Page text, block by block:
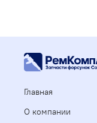
Главная
О компании